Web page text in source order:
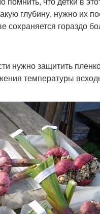
глубину, нужно их
сохраняется гораздо
нужно защитить
температуры